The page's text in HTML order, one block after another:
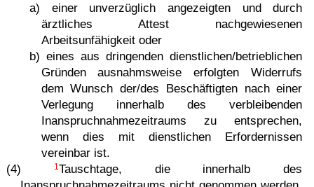
a) einer unverzüglich angezeigten und durch
ärztliches Attest nachgewiesenen
Arbeitsunfähigkeit oder
b) eines aus dringenden dienstlichen/betrieblichen
Gründen ausnahmsweise erfolgten Widerrufs
dem Wunsch der/des Beschäftigten nach einer
Verlegung innerhalb des verbleibenden
Inanspruchnahmezeitraums zu entsprechen,
wenn dies mit dienstlichen Erfordernissen
vereinbar ist.
(4)
1 Tauschtage, die innerhalb des